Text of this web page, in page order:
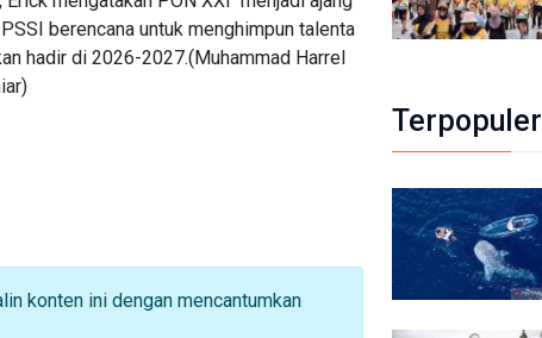
berencana untuk menghimpun talenta
hadir di 2026-2027.(Muhammad Harrel
konten ini dengan mencantumkan
Terpopuler